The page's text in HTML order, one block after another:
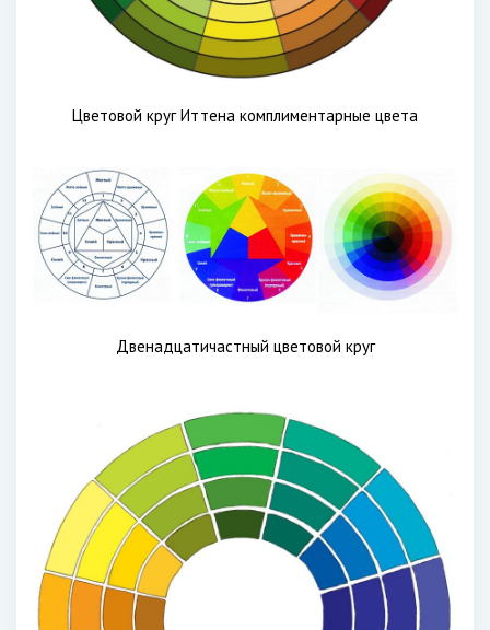
Цветовой круг Иттена комплиментарные цвета
Двенадцатичастный цветовой круг